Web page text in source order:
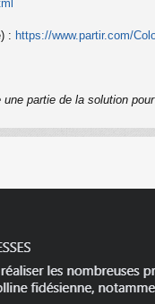
: https://www.partir.com/
partie de la solution